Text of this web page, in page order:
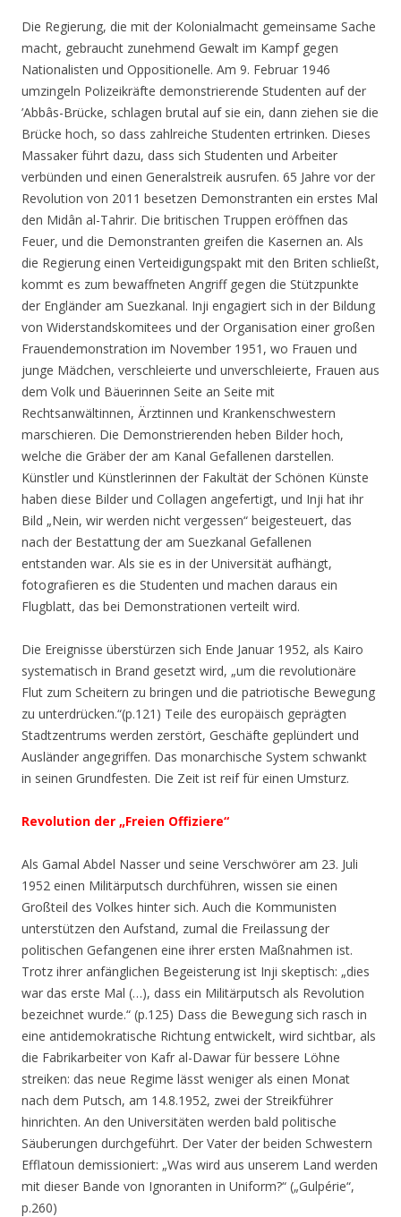
Die Regierung, die mit der Kolonialmacht gemeinsame Sache
macht, gebraucht zunehmend Gewalt im Kampf gegen
Nationalisten und Oppositionelle. Am 9. Februar 1946
umzingeln Polizeikräfte demonstrierende Studenten auf der
’Abbâs-Brücke, schlagen brutal auf sie ein, dann ziehen sie die
Brücke hoch, so dass zahlreiche Studenten ertrinken. Dieses
Massaker führt dazu, dass sich Studenten und Arbeiter
verbünden und einen Generalstreik ausrufen. 65 Jahre vor der
Revolution von 2011 besetzen Demonstranten ein erstes Mal
den Midân al-Tahrir. Die britischen Truppen eröffnen das
Feuer, und die Demonstranten greifen die Kasernen an. Als
die Regierung einen Verteidigungspakt mit den Briten schließt,
kommt es zum bewaffneten Angriff gegen die Stützpunkte
der Engländer am Suezkanal. Inji engagiert sich in der Bildung
von Widerstandskomitees und der Organisation einer großen
Frauendemonstration im November 1951, wo Frauen und
junge Mädchen, verschleierte und unverschleierte, Frauen aus
dem Volk und Bäuerinnen Seite an Seite mit
Rechtsanwältinnen, Ärztinnen und Krankenschwestern
marschieren. Die Demonstrierenden heben Bilder hoch,
welche die Gräber der am Kanal Gefallenen darstellen.
Künstler und Künstlerinnen der Fakultät der Schönen Künste
haben diese Bilder und Collagen angefertigt, und Inji hat ihr
Bild „Nein, wir werden nicht vergessen“ beigesteuert, das
nach der Bestattung der am Suezkanal Gefallenen
entstanden war. Als sie es in der Universität aufhängt,
fotografieren es die Studenten und machen daraus ein
Flugblatt, das bei Demonstrationen verteilt wird.
Die Ereignisse überstürzen sich Ende Januar 1952, als Kairo
systematisch in Brand gesetzt wird, „um die revolutionäre
Flut zum Scheitern zu bringen und die patriotische Bewegung
zu unterdrücken.“(p.121) Teile des europäisch geprägten
Stadtzentrums werden zerstört, Geschäfte geplündert und
Ausländer angegriffen. Das monarchische System schwankt
in seinen Grundfesten. Die Zeit ist reif für einen Umsturz.
Revolution der „Freien Offiziere“
Als Gamal Abdel Nasser und seine Verschwörer am 23. Juli
1952 einen Militärputsch durchführen, wissen sie einen
Großteil des Volkes hinter sich. Auch die Kommunisten
unterstützen den Aufstand, zumal die Freilassung der
politischen Gefangenen eine ihrer ersten Maßnahmen ist.
Trotz ihrer anfänglichen Begeisterung ist Inji skeptisch: „dies
war das erste Mal (…), dass ein Militärputsch als Revolution
bezeichnet wurde.“ (p.125) Dass die Bewegung sich rasch in
eine antidemokratische Richtung entwickelt, wird sichtbar, als
die Fabrikarbeiter von Kafr al-Dawar für bessere Löhne
streiken: das neue Regime lässt weniger als einen Monat
nach dem Putsch, am 14.8.1952, zwei der Streikführer
hinrichten. An den Universitäten werden bald politische
Säuberungen durchgeführt. Der Vater der beiden Schwestern
Efflatoun demissioniert: „Was wird aus unserem Land werden
mit dieser Bande von Ignoranten in Uniform?“ („Gulpérie“,
p.260)